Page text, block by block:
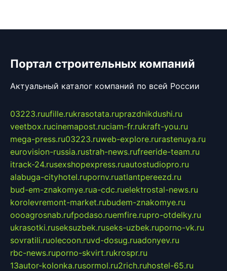
Портал строительных компаний
Актуальный каталог компаний по всей России
03223.ruufille.rukrasotata.ruprazdnikdushi.ru
veetbox.rucinemapost.ruciam-fr.rukraft-you.ru
mega-press.ru03223.ruweb-explore.rurastenuya.ru
eurovision-russia.rustrah-news.rufreeride-team.ru
itrack-24.rusexshopexpress.ruautostudiopro.ru
alabuga-cityhotel.rupornv.ruatlantpereezd.ru
bud-em-znakomye.rua-cdc.ruelektrostal-news.ru
korolevremont-market.rubudem-znakomye.ru
oooagrosnab.rufpodaso.ruemfire.rupro-otdelky.ru
ukrasotki.ruseksuzbek.ruseks-uzbek.ruporno-vk.ru
sovratili.ruolecoon.ruvd-dosug.ruadonyev.ru
rbc-news.ruporno-skvirt.rukrospr.ru
13autor-kolonka.rusormol.ru2rich.ruhostel-65.ru